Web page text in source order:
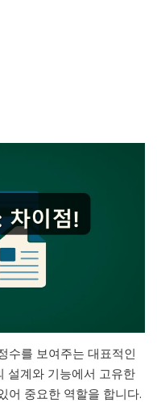
수를 보여주는 대표적인
설계와 기능에서 고유한
어 중요한 역할을 합니다.